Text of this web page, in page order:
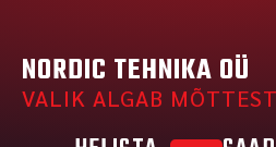
NORDIC TEHNIKA OÜ
VALIK ALGAB MÕTTEST